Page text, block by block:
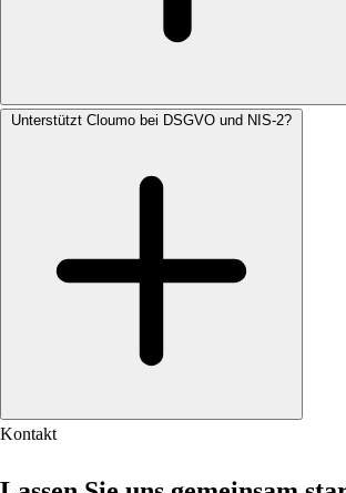
Unterstützt Cloumo bei DSGVO und NIS-2?
Kontakt